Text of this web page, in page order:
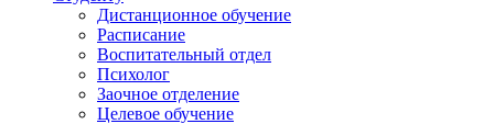
Дистанционное обучение
Расписание
Воспитательный отдел
Психолог
Заочное отделение
Целевое обучение